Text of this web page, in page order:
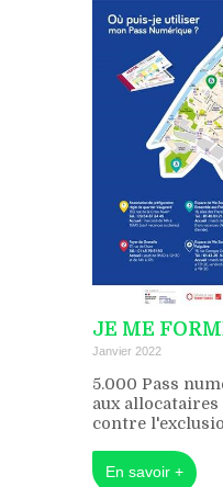
JE ME
Janvier 2022
5.000 Pass
aux
contre
En savoir +